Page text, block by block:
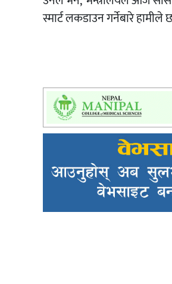
स्मार्ट लकडाउन गर्नेबारे